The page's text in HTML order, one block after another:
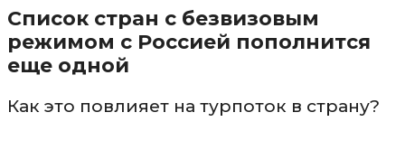
Список стран с безвизовым
режимом с Россией пополнится
еще одной
Как это повлияет на турпоток в страну?